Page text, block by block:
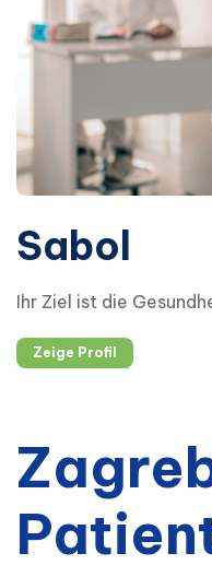
Sabol
Ihr Ziel ist die
Zeige Profil